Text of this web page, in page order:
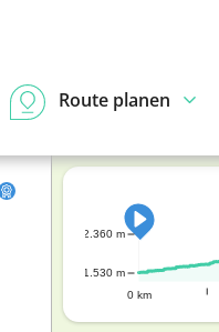
Route planen
0 km
1.530 m
2.360 m